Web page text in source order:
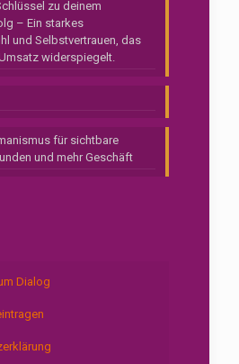
zu deinem
– Ein starkes
und Selbstvertrauen, das
widerspiegelt.
für sichtbare
und mehr Geschäft
Dialog